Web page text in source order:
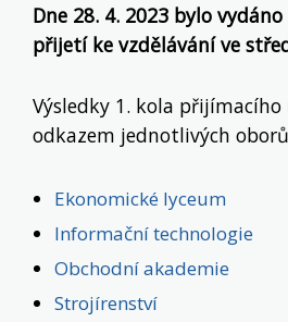
Dne 28. 4. 2023 bylo
přijetí ke vzdělávání ve
Výsledky 1. kola
odkazem jednotlivých
Ekonomické lyceum
Informační technologie
Obchodní akademie
Strojírenství